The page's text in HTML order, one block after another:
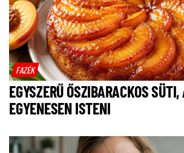
FAZÉK
EGYSZERŰ ŐSZIBARACKOS SÜTI,
EGYENESEN ISTENI